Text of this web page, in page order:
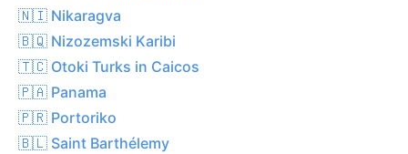
🇳🇮 Nikaragva
🇧🇶 Nizozemski Karibi
🇹🇨 Otoki Turks in Caicos
🇵🇦 Panama
🇵🇷 Portoriko
🇧🇱 Saint Barthélemy